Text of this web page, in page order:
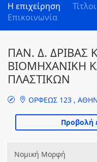
Η επιχείρηση Τίτλοι
Επικοινωνία
ΠΑΝ. Δ. ΔΡΙΒΑΣ
ΒΙΟΜΗΧΑΝΙΚΗ
ΠΛΑΣΤΙΚΩΝ
ΟΡΦΕΩΣ 123 ,
Νομική Μορφή